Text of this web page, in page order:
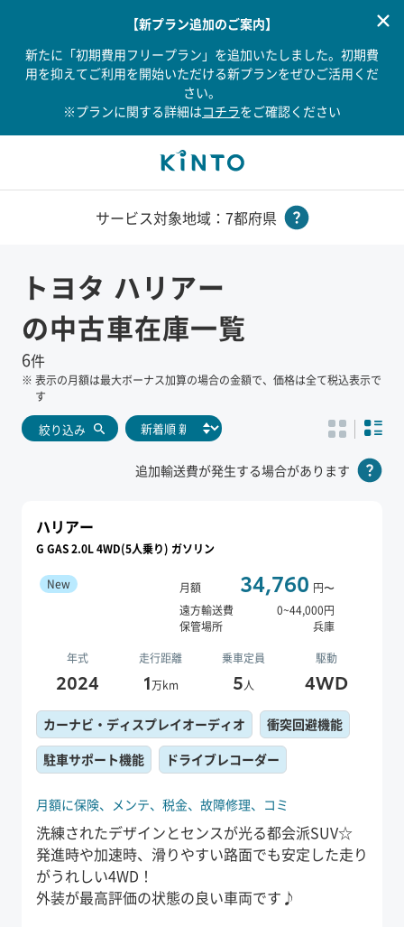
【新プラン追加のご案内】
新たに「初期費用フリープラン」を追加いたしました。初期費
用を抑えてご利用を開始いただける新プランをぜひご活用くだ
さい。
※プランに関する詳細はコチラをご確認ください
サービス対象地域：7都府県
トヨタ ハリアー
の中古車在庫一覧
6件
※ 表示の月額は最大ボーナス加算の場合の金額で、価格は全て税込表示で
す
絞り込み
追加輸送費が発生する場合があります
ハリアー
G GAS 2.0L 4WD(5人乗り) ガソリン
New 月額 34,760 円〜
遠方輸送費
0~44,000円
保管場所
兵庫
年式 走行距離 乗車定員 駆動
2024 1万km 5人 4WD
月額に保険、 メンテ、 税金、 故障修理、 コミ
洗練されたデザインとセンスが光る都会派SUV☆
発進時や加速時、滑りやすい路面でも安定した走り
がうれしい4WD！
外装が最高評価の状態の良い車両です♪
カーナビ・ディスプレイオーディオ
衝突回避機能
駐車サポート機能
ドライブレコーダー